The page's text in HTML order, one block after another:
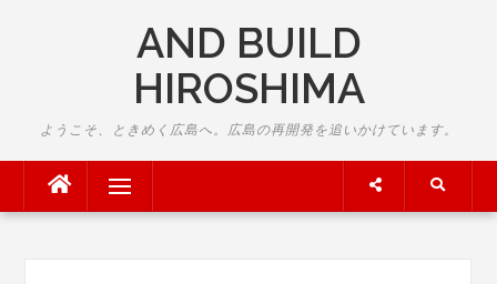
AND BUILD
HIROSHIMA
ようこそ、ときめく広島へ。広島の再開発を追いかけています。
Menu